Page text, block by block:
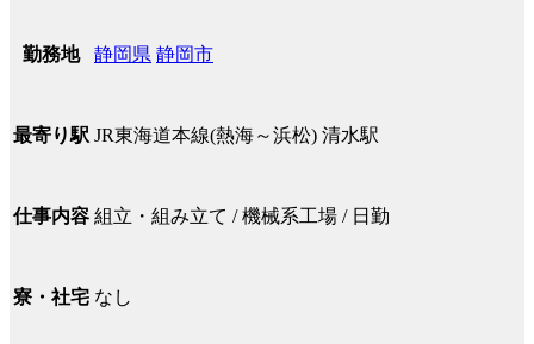
勤務地 静岡県 静岡市
最寄り駅 JR東海道本線(熱海～浜松) 清水駅
仕事内容 組立・組み立て / 機械系工場 / 日勤
寮・社宅 なし